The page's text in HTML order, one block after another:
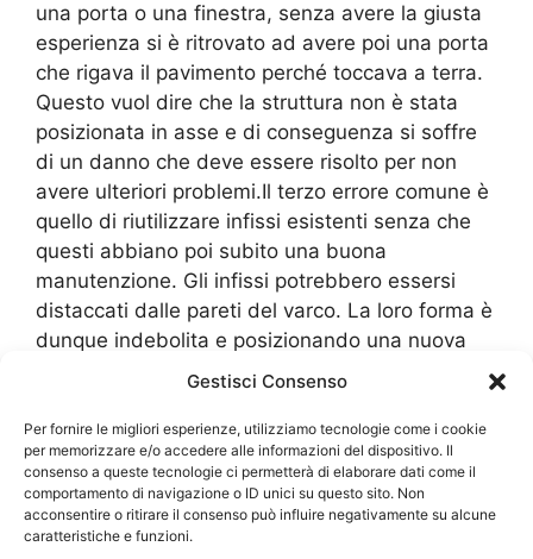
Gestisci Consenso
Per fornire le migliori esperienze, utilizziamo tecnologie come i cookie
per memorizzare e/o accedere alle informazioni del dispositivo. Il
consenso a queste tecnologie ci permetterà di elaborare dati come il
comportamento di navigazione o ID unici su questo sito. Non
acconsentire o ritirare il consenso può influire negativamente su alcune
caratteristiche e funzioni.
una porta o una finestra, senza avere la giusta
esperienza si è ritrovato ad avere poi una porta
che rigava il pavimento perché toccava a terra.
Questo vuol dire che la struttura non è stata
posizionata in asse e di conseguenza si soffre
di un danno che deve essere risolto per non
avere ulteriori problemi.Il terzo errore comune è
quello di riutilizzare infissi esistenti senza che
questi abbiano poi subito una buona
manutenzione. Gli infissi potrebbero essersi
distaccati dalle pareti del varco. La loro forma è
dunque indebolita e posizionando una nuova
porta si potrebbero danneggiare i cardini su cui
ulteriormente gli infissi fragili.Sono errori che poi
compromettono sia la forma dei serramenti,
degli infissi e danneggiano anche a livello
strutturale il varco. Ecco perché è bene che ci
sia un’Installazione Serramenti Rosate